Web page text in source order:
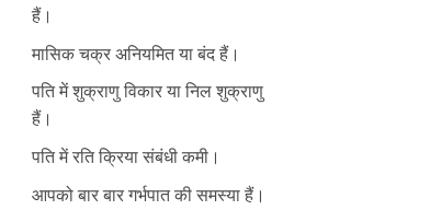
हैं।
मासिक चक्र अनियमित या बंद हैं।
पति में शुक्राणु विकार या निल शुक्राणु
हैं।
पति में रति क्रिया संबंधी कमी।
आपको बार बार गर्भपात की समस्या हैं।